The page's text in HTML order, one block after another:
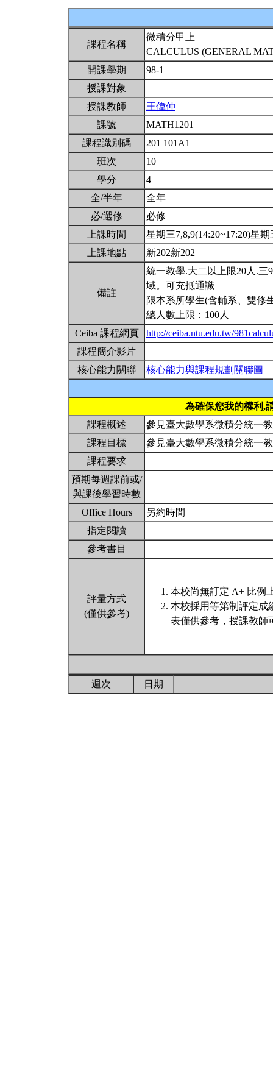
課程名稱
微積分甲上
CALCULUS (GENERAL
開課學期
98-1
授課對象
授課教師
王偉仲
課號
MATH1201
課程識別碼
201 101A1
班次
10
學分
4
全/半年
全年
必/選修
必修
上課時間
星期三7,8,9(14:20~17:20)星
上課地點
新202新202
備註
統一教學.大二以上限20人.
域。可充抵通識
限本系所學生(含輔系、雙修
總人數上限：100人
Ceiba 課程網頁
http://ceiba.ntu.edu.tw/
課程簡介影片
核心能力關聯
核心能力與課程規劃關聯圖
為確保您我的權利,
課程概述
參見臺大數學系微積分統一
課程目標
參見臺大數學系微積分統一
課程要求
預期每週課前或/
與課後學習時數
Office Hours
另約時間
指定閱讀
參考書目
評量方式
(僅供參考)
本校尚無訂定 A+ 比例
本校採用等第制評定成
表僅供參考，授課教師
週次 日期